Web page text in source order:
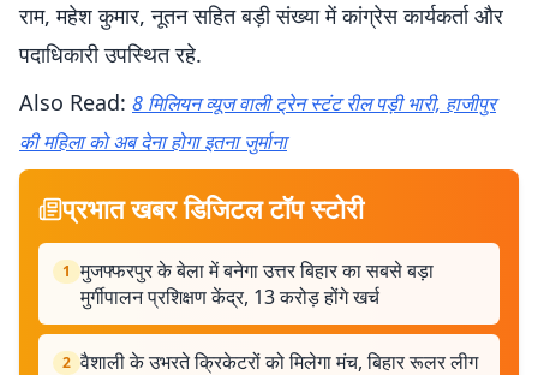
राम, महेश कुमार, नूतन सहित बड़ी संख्या में कांग्रेस कार्यकर्ता और
पदाधिकारी उपस्थित रहे.
Also Read: 8 मिलियन व्यूज वाली ट्रेन स्टंट रील पड़ी भारी, हाजीपुर
की महिला को अब देना होगा इतना जुर्माना
प्रभात खबर डिजिटल टॉप स्टोरी
1 मुजफ्फरपुर के बेला में बनेगा उत्तर बिहार का सबसे बड़ा
मुर्गीपालन प्रशिक्षण केंद्र, 13 करोड़ होंगे खर्च
2 वैशाली के उभरते क्रिकेटरों को मिलेगा मंच, बिहार रूलर लीग